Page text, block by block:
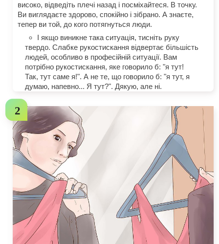
високо, відведіть плечі назад і посміхайтеся. В точку.
Ви виглядаєте здорово, спокійно і зібрано. А знаєте,
тепер ви той, до кого потягнуться люди.
І якщо виникне така ситуація, тисніть руку
твердо. Слабке рукостискання відвертає більшість
людей, особливо в професійній ситуації. Вам
потрібно рукостискання, яке говорило б: "я тут!
Так, тут саме я!". А не те, що говорило б: "я тут, я
думаю, напевно... Я тут?". Дякую, але ні.